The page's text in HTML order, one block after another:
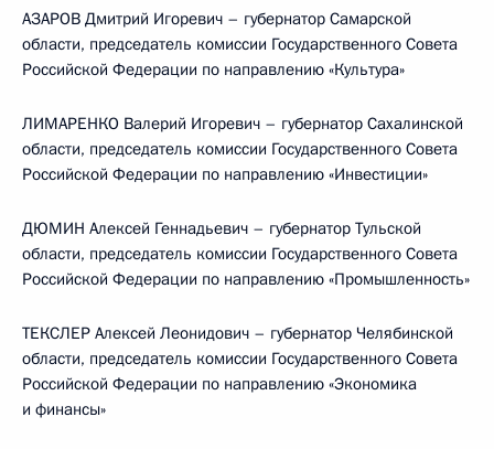
АЗАРОВ Дмитрий Игоревич – губернатор Самарской
области, председатель комиссии Государственного Совета
Российской Федерации по направлению «Культура»
ЛИМАРЕНКО Валерий Игоревич – губернатор Сахалинской
области, председатель комиссии Государственного Совета
Российской Федерации по направлению «Инвестиции»
ДЮМИН Алексей Геннадьевич – губернатор Тульской
области, председатель комиссии Государственного Совета
Российской Федерации по направлению «Промышленность»
ТЕКСЛЕР Алексей Леонидович – губернатор Челябинской
области, председатель комиссии Государственного Совета
Российской Федерации по направлению «Экономика
и финансы»